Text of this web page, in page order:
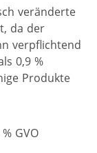
veränderte
da der
verpflichtend
0,9 %
Produkte
GVO